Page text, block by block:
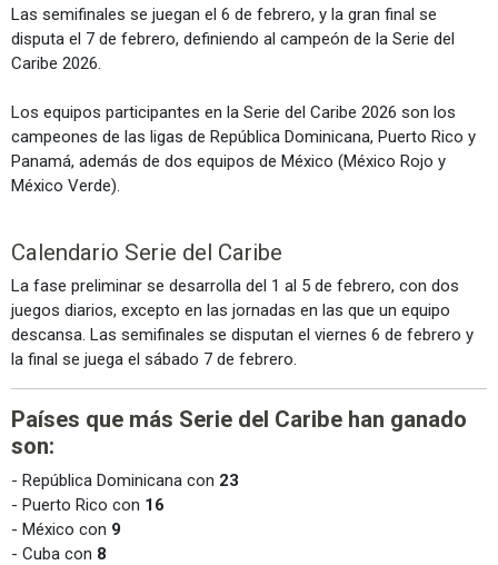
Las semifinales se juegan el 6 de febrero, y la gran final se
disputa el 7 de febrero, definiendo al campeón de la Serie del
Caribe 2026.
Los equipos participantes en la Serie del Caribe 2026 son los
campeones de las ligas de República Dominicana, Puerto Rico y
Panamá, además de dos equipos de México (México Rojo y
México Verde).
Calendario Serie del Caribe
La fase preliminar se desarrolla del 1 al 5 de febrero, con dos
juegos diarios, excepto en las jornadas en las que un equipo
descansa. Las semifinales se disputan el viernes 6 de febrero y
la final se juega el sábado 7 de febrero.
Países que más Serie del Caribe han ganado
son:
- República Dominicana con 23
- Puerto Rico con 16
- México con 9
- Cuba con 8